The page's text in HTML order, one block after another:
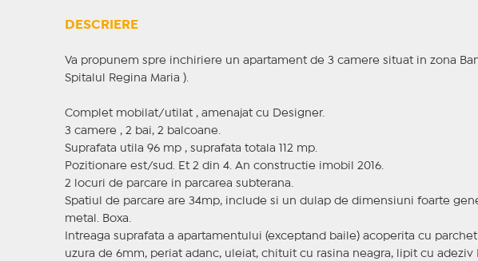
DESCRIERE
Va propunem spre inchiriere un apartament de 3 camere situat in zona
Spitalul Regina Maria ).
Complet mobilat/utilat , amenajat cu Designer.
3 camere , 2 bai, 2 balcoane.
Suprafata utila 96 mp , suprafata totala 112 mp.
Pozitionare est/sud. Et 2 din 4. An constructie imobil 2016.
2 locuri de parcare in parcarea subterana.
Spatiul de parcare are 34mp, include si un dulap de dimensiuni foarte
metal. Boxa.
Intreaga suprafata a apartamentului (exceptand baile) acoperita cu
uzura de 6mm, periat adanc, uleiat, chituit cu rasina neagra, lipit cu